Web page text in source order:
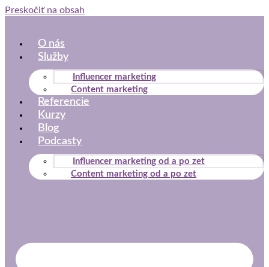
Preskočiť na obsah
O nás
Služby
Influencer marketing
Content marketing
Referencie
Kurzy
Blog
Podcasty
Influencer marketing od a po zet
Content marketing od a po zet